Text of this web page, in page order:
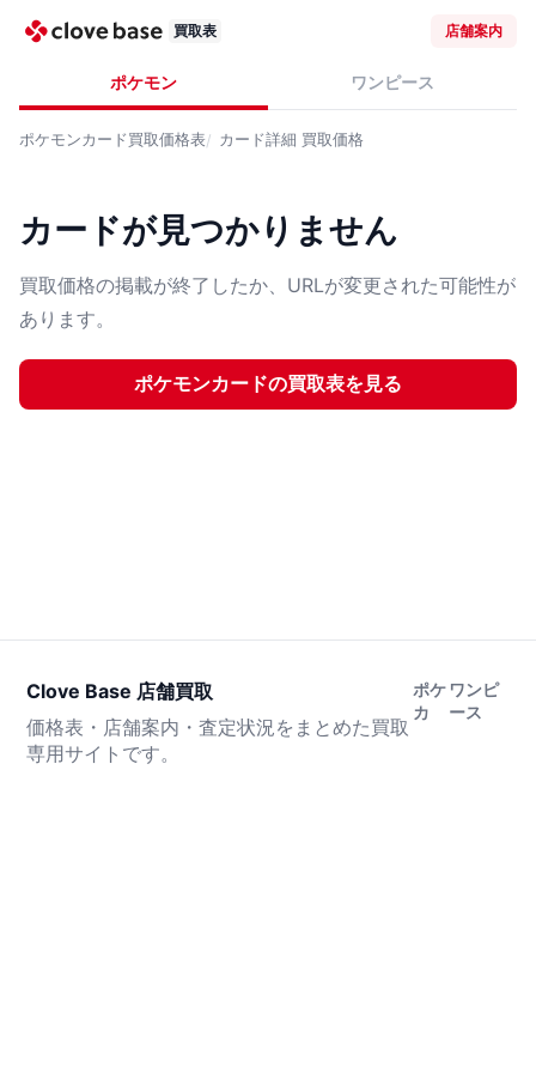
買取表 店舗案内
ポケモン ワンピース
ポケモンカード買取価格表 カード詳細 買取価格
カードが見つかりません
買取価格の掲載が終了したか、URLが変更された可能性が
あります。
ポケモンカードの買取表を見る
Clove Base 店舗買取
価格表・店舗案内・査定状況をまとめた買取
専用サイトです。
ポケ
カ
ワンピ
ース